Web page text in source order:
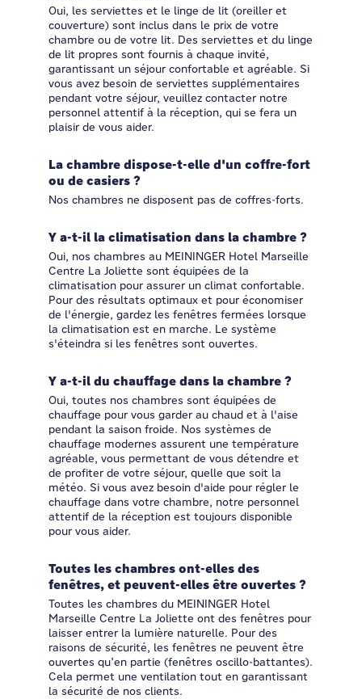
Oui, les serviettes et le linge de lit (oreiller et
couverture) sont inclus dans le prix de votre
chambre ou de votre lit. Des serviettes et du linge
de lit propres sont fournis à chaque invité,
garantissant un séjour confortable et agréable. Si
vous avez besoin de serviettes supplémentaires
pendant votre séjour, veuillez contacter notre
personnel attentif à la réception, qui se fera un
plaisir de vous aider.
La chambre dispose-t-elle d'un coffre-fort
ou de casiers ?
Nos chambres ne disposent pas de coffres-forts.
Y a-t-il la climatisation dans la chambre ?
Oui, nos chambres au MEININGER Hotel Marseille
Centre La Joliette sont équipées de la
climatisation pour assurer un climat confortable.
Pour des résultats optimaux et pour économiser
de l'énergie, gardez les fenêtres fermées lorsque
la climatisation est en marche. Le système
s'éteindra si les fenêtres sont ouvertes.
Y a-t-il du chauffage dans la chambre ?
Oui, toutes nos chambres sont équipées de
chauffage pour vous garder au chaud et à l'aise
pendant la saison froide. Nos systèmes de
chauffage modernes assurent une température
agréable, vous permettant de vous détendre et
de profiter de votre séjour, quelle que soit la
météo. Si vous avez besoin d'aide pour régler le
chauffage dans votre chambre, notre personnel
attentif de la réception est toujours disponible
pour vous aider.
Toutes les chambres ont-elles des
fenêtres, et peuvent-elles être ouvertes ?
Toutes les chambres du MEININGER Hotel
Marseille Centre La Joliette ont des fenêtres pour
laisser entrer la lumière naturelle. Pour des
raisons de sécurité, les fenêtres ne peuvent être
ouvertes qu’en partie (fenêtres oscillo-battantes).
Cela permet une ventilation tout en garantissant
la sécurité de nos clients.